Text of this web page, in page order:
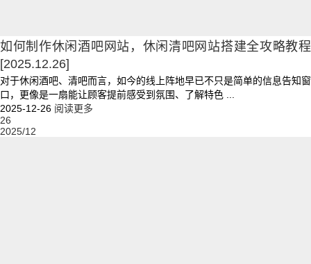
如何制作休闲酒吧网站，休闲清吧网站搭建全攻略教程
[2025.12.26]
对于休闲酒吧、清吧而言，如今的线上阵地早已不只是简单的信息告知窗
口，更像是一扇能让顾客提前感受到氛围、了解特色 ...
2025-12-26 阅读更多
26
2025/12